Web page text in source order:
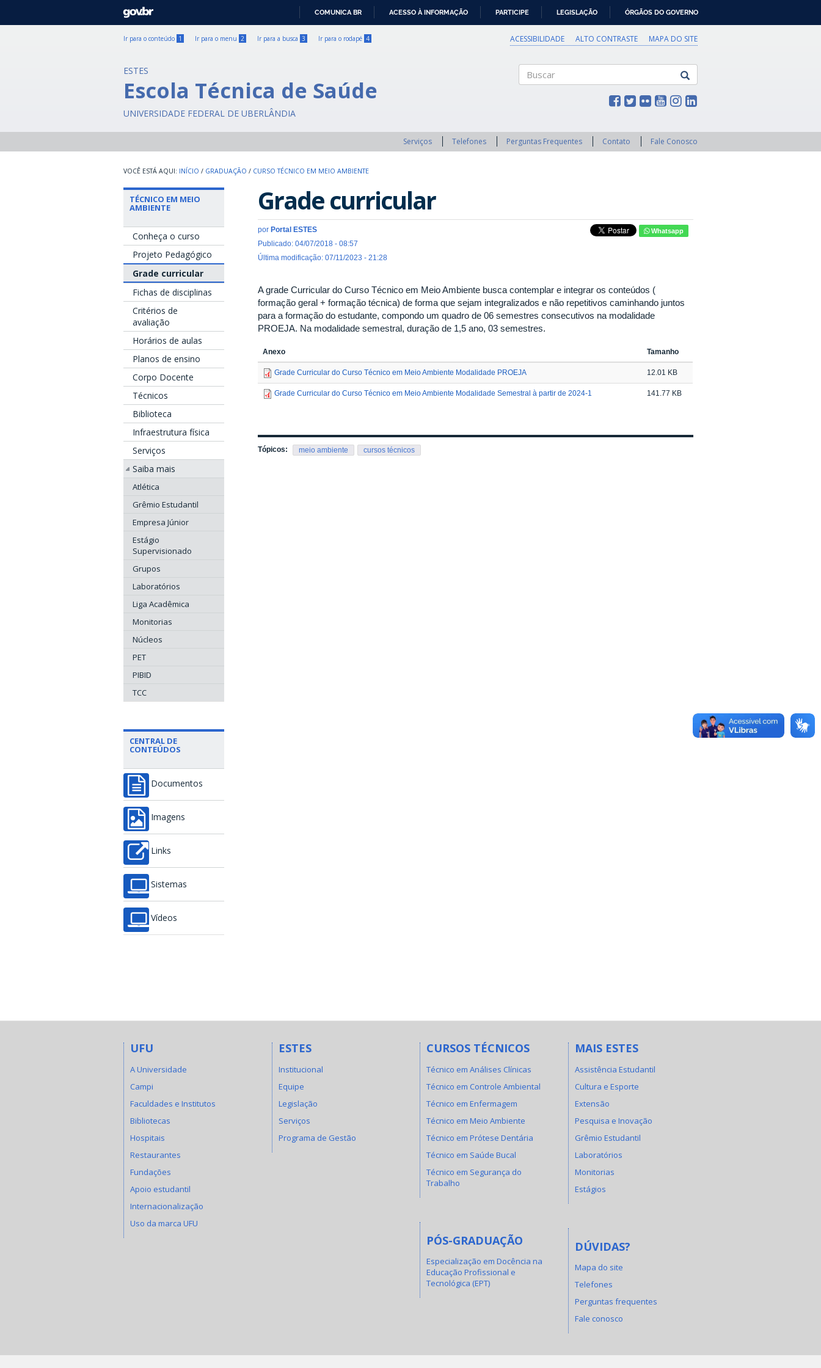
GOVBR
COMUNICA BR ACESSO À INFORMAÇÃO PARTICIPE LEGISLAÇÃO ÓRGÃOS DO GOVERNO
Ir para o conteúdo 1 Ir para o menu 2 Ir para a busca 3 Ir para o rodapé 4 ACESSIBILIDADE ALTO CONTRASTE MAPA DO SITE
ESTES
Escola Técnica de Saúde
UNIVERSIDADE FEDERAL DE UBERLÂNDIA
Serviços Telefones Perguntas Frequentes Contato Fale Conosco
INÍCIO / GRADUAÇÃO / CURSO TÉCNICO EM MEIO AMBIENTE
TÉCNICO EM MEIO
AMBIENTE
Conheça o curso
Projeto Pedagógico
Grade curricular
Fichas de disciplinas
Critérios de
avaliação
Horários de aulas
Planos de ensino
Corpo Docente
Técnicos
Biblioteca
Infraestrutura física
Serviços
Saiba mais
Atlética
Grêmio Estudantil
Empresa Júnior
Estágio
Supervisionado
Grupos
Laboratórios
Liga Acadêmica
Monitorias
Núcleos
PET
PIBID
TCC
CENTRAL DE
CONTEÚDOS
Documentos
Imagens
Links
Sistemas
Vídeos
Grade curricular
por Portal ESTES
Publicado: 04/07/2018 - 08:57
Última modificação: 07/11/2023 - 21:28
Whatsapp
A grade Curricular do Curso Técnico em Meio Ambiente busca contemplar e integrar os conteúdos (
formação geral + formação técnica) de forma que sejam integralizados e não repetitivos caminhando juntos
para a formação do estudante, compondo um quadro de 06 semestres consecutivos na modalidade
PROEJA. Na modalidade semestral, duração de 1,5 ano, 03 semestres.
Anexo Tamanho
Grade Curricular do Curso Técnico em Meio Ambiente Modalidade PROEJA 12.01 KB
Grade Curricular do Curso Técnico em Meio Ambiente Modalidade Semestral à partir de 2024-1 141.77 KB
Tópicos: meio ambiente cursos técnicos
UFU
A Universidade
Campi
Faculdades e Institutos
Bibliotecas
Hospitais
Restaurantes
Fundações
Apoio estudantil
Internacionalização
Uso da marca UFU
ESTES
Institucional
Equipe
Legislação
Serviços
Programa de Gestão
CURSOS TÉCNICOS
Técnico em Análises Clínicas
Técnico em Controle Ambiental
Técnico em Enfermagem
Técnico em Meio Ambiente
Técnico em Prótese Dentária
Técnico em Saúde Bucal
Técnico em Segurança do
Trabalho
PÓS-GRADUAÇÃO
Especialização em Docência na
Educação Profissional e
Tecnológica (EPT)
MAIS ESTES
Assistência Estudantil
Cultura e Esporte
Extensão
Pesquisa e Inovação
Grêmio Estudantil
Laboratórios
Monitorias
Estágios
DÚVIDAS?
Mapa do site
Telefones
Perguntas frequentes
Fale conosco